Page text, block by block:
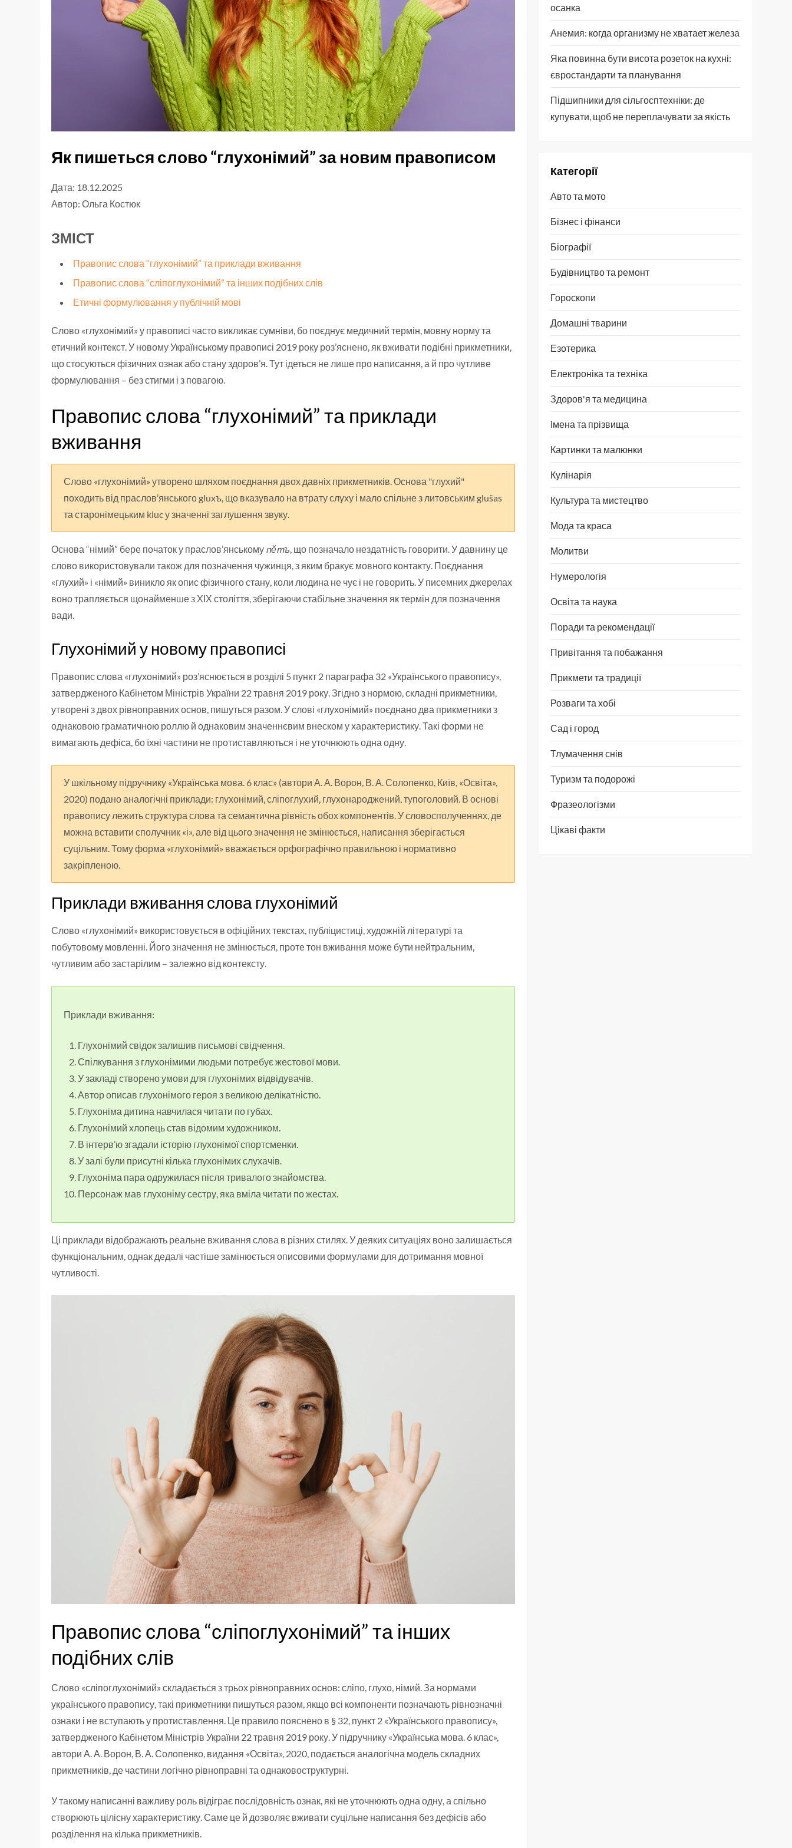
Як пишеться слово “глухонімий” за новим правописом
Дата: 18.12.2025
Автор:Ольга Костюк
ЗМІСТ
Правопис слова “глухонімий” та приклади вживання
Правопис слова “сліпоглухонімий” та інших подібних слів
Етичні формулювання у публічній мові
Слово «глухонімий» у правописі часто викликає сумніви, бо поєднує медичний термін, мовну норму та
етичний контекст. У новому Українському правописі 2019 року роз’яснено, як вживати подібні прикметники,
що стосуються фізичних ознак або стану здоров’я. Тут ідеться не лише про написання, а й про чутливе
формулювання – без стигми і з повагою.
Правопис слова “глухонімий” та приклади
вживання
Слово «глухонімий» утворено шляхом поєднання двох давніх прикметників. Основа "глухий"
походить від праслов’янського gluxъ, що вказувало на втрату слуху і мало спільне з литовським glušas
та старонімецьким kluc у значенні заглушення звуку.
Основа “німий” бере початок у праслов’янському němъ , що позначало нездатність говорити. У давнину це
слово використовували також для позначення чужинця, з яким бракує мовного контакту. Поєднання
«глухий» і «німий» виникло як опис фізичного стану, коли людина не чує і не говорить. У писемних джерелах
воно трапляється щонайменше з ХІХ століття, зберігаючи стабільне значення як термін для позначення
вади.
Глухонімий у новому правописі
Правопис слова «глухонімий» роз’яснюється в розділі 5 пункт 2 параграфа 32 «Українського правопису»,
затвердженого Кабінетом Міністрів України 22 травня 2019 року. Згідно з нормою, складні прикметники,
утворені з двох рівноправних основ, пишуться разом. У слові «глухонімий» поєднано два прикметники з
однаковою граматичною роллю й однаковим значеннєвим внеском у характеристику. Такі форми не
вимагають дефіса, бо їхні частини не протиставляються і не уточнюють одна одну.
У шкільному підручнику «Українська мова. 6 клас» (автори А. А. Ворон, В. А. Солопенко, Київ, «Освіта»,
2020) подано аналогічні приклади: глухонімий, сліпоглухий, глухонароджений, тупоголовий. В основі
правопису лежить структура слова та семантична рівність обох компонентів. У словосполученнях, де
можна вставити сполучник «і», але від цього значення не змінюється, написання зберігається
суцільним. Тому форма «глухонімий» вважається орфографічно правильною і нормативно
закріпленою.
Приклади вживання слова глухонімий
Слово «глухонімий» використовується в офіційних текстах, публіцистиці, художній літературі та
побутовому мовленні. Його значення не змінюється, проте тон вживання може бути нейтральним,
чутливим або застарілим – залежно від контексту.
Приклади вживання:
Глухонімий свідок залишив письмові свідчення.
Спілкування з глухонімими людьми потребує жестової мови.
У закладі створено умови для глухонімих відвідувачів.
Автор описав глухонімого героя з великою делікатністю.
Глухоніма дитина навчилася читати по губах.
Глухонімий хлопець став відомим художником.
В інтерв’ю згадали історію глухонімої спортсменки.
У залі були присутні кілька глухонімих слухачів.
Глухоніма пара одружилася після тривалого знайомства.
Персонаж мав глухоніму сестру, яка вміла читати по жестах.
Ці приклади відображають реальне вживання слова в різних стилях. У деяких ситуаціях воно залишається
функціональним, однак дедалі частіше замінюється описовими формулами для дотримання мовної
чутливості.
Правопис слова “сліпоглухонімий” та інших
подібних слів
Слово «сліпоглухонімий» складається з трьох рівноправних основ: сліпо, глухо, німий. За нормами
українського правопису, такі прикметники пишуться разом, якщо всі компоненти позначають рівнозначні
ознаки і не вступають у протиставлення. Це правило пояснено в § 32, пункт 2 «Українського правопису»,
затвердженого Кабінетом Міністрів України 22 травня 2019 року. У підручнику «Українська мова. 6 клас»,
автори А. А. Ворон, В. А. Солопенко, видання «Освіта», 2020, подається аналогічна модель складних
прикметників, де частини логічно рівноправні та однаковоструктурні.
У такому написанні важливу роль відіграє послідовність ознак, які не уточнюють одна одну, а спільно
створюють цілісну характеристику. Саме це й дозволяє вживати суцільне написання без дефісів або
розділення на кілька прикметників.
осанка
Анемия: когда организму не хватает железа
Яка повинна бути висота розеток на кухні:
євростандарти та планування
Підшипники для сільгосптехніки: де
купувати, щоб не переплачувати за якість
Категорії
Авто та мото
Бізнес і фінанси
Біографії
Будівництво та ремонт
Гороскопи
Домашні тварини
Езотерика
Електроніка та техніка
Здоров'я та медицина
Імена та прізвища
Картинки та малюнки
Кулінарія
Культура та мистецтво
Мода та краса
Молитви
Нумерологія
Освіта та наука
Поради та рекомендації
Привітання та побажання
Прикмети та традиції
Розваги та хобі
Сад і город
Тлумачення снів
Туризм та подорожі
Фразеологізми
Цікаві факти